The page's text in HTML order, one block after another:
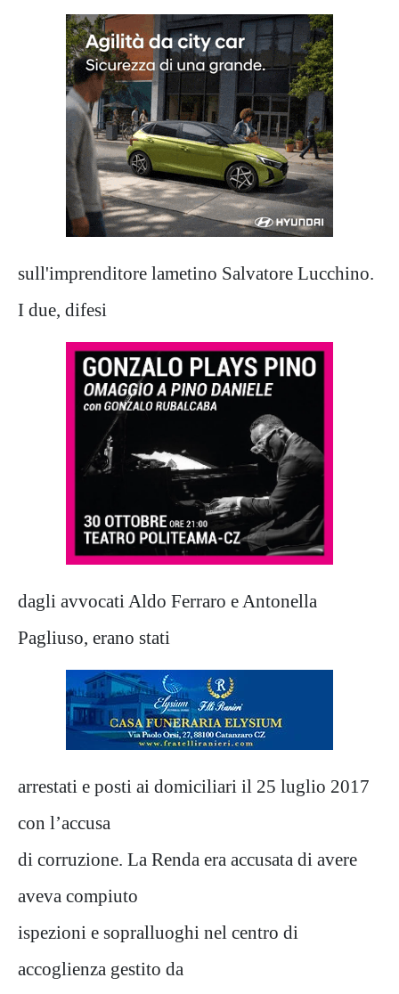
sull'imprenditore lametino Salvatore Lucchino.
I due, difesi
dagli avvocati Aldo Ferraro e Antonella
Pagliuso, erano stati
arrestati e posti ai domiciliari il 25 luglio 2017
con l’accusa
di corruzione. La Renda era accusata di avere
aveva compiuto
ispezioni e sopralluoghi nel centro di
accoglienza gestito da